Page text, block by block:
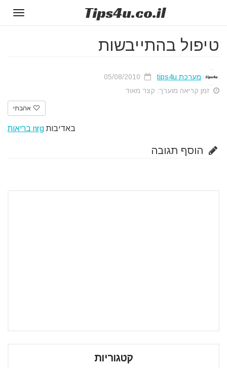
Tips4u.co.il
טיפול בהתייבשות
מערכת tips4u
זמן קריאה מוערך: קצר מאוד
אהבתי
באדיבות nrg בריאות
הוסף תגובה
קטגוריות